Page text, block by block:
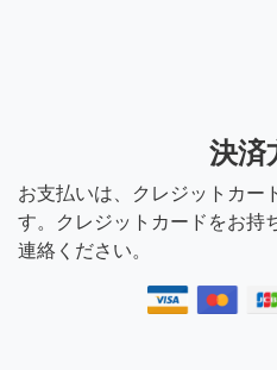
決済
お支払いは、クレジットカー
す。クレジットカードをお持
連絡ください。